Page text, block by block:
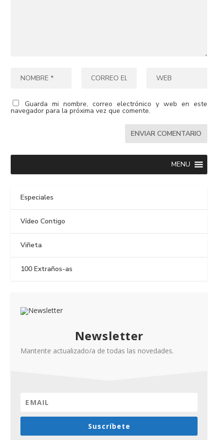
Guarda mi nombre, correo electrónico y web en este
navegador para la próxima vez que comente.
MENU
Especiales
Vídeo Contigo
Viñeta
100 Extraños-as
Newsletter
Mantente actualizado/a de todas las novedades.
Suscríbete